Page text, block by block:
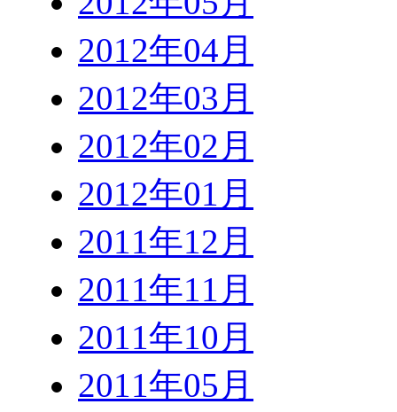
2012年04月
2012年03月
2012年02月
2012年01月
2011年12月
2011年11月
2011年10月
2011年05月